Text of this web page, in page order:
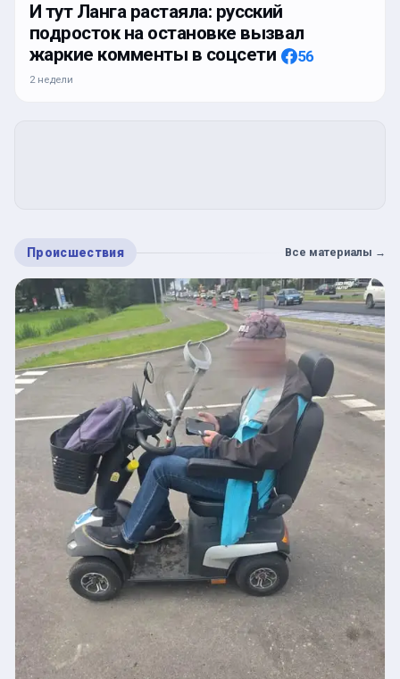
И тут Ланга растаяла: русский
подросток на остановке вызвал
жаркие комменты в соцсети
56
2 недели
Происшествия Все материалы →